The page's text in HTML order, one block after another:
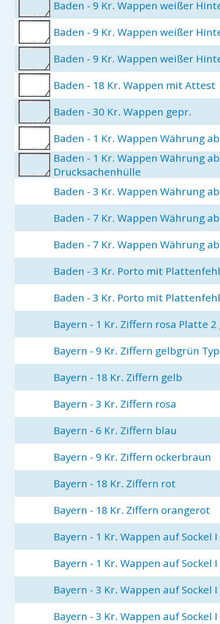
Baden - 9 Kr. Wappen weißer
Baden - 9 Kr. Wappen weißer
Baden - 9 Kr. Wappen weißer
Baden - 18 Kr. Wappen mit Attest
Baden - 30 Kr. Wappen gepr.
Baden - 1 Kr. Wappen Währung
Baden - 1 Kr. Wappen Währung
Drucksachenhülle
Baden - 3 Kr. Wappen Währung
Baden - 7 Kr. Wappen Währung
Baden - 7 Kr. Wappen Währung
Baden - 3 Kr. Porto mit
Baden - 3 Kr. Porto mit
Bayern - 1 Kr. Ziffern rosa Platte
Bayern - 9 Kr. Ziffern gelbgrün
Bayern - 18 Kr. Ziffern gelb
Bayern - 3 Kr. Ziffern rosa
Bayern - 6 Kr. Ziffern blau
Bayern - 9 Kr. Ziffern ockerbraun
Bayern - 18 Kr. Ziffern rot
Bayern - 18 Kr. Ziffern orangerot
Bayern - 1 Kr. Wappen auf Sockel I
Bayern - 1 Kr. Wappen auf Sockel I
Bayern - 3 Kr. Wappen auf Sockel I
Bayern - 3 Kr. Wappen auf Sockel